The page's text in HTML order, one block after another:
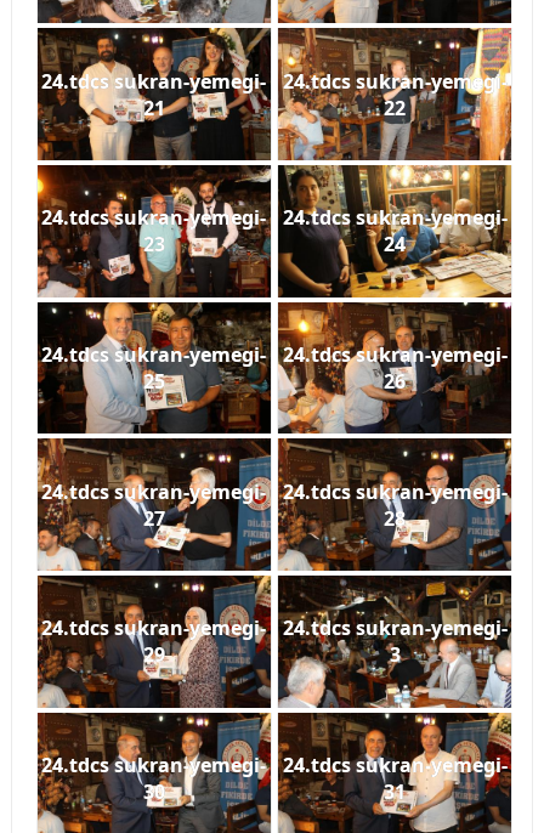
24.tdcs sukran-yemegi-
21
24.tdcs sukran-yemegi-
22
24.tdcs sukran-yemegi-
23
24.tdcs sukran-yemegi-
24
24.tdcs sukran-yemegi-
25
24.tdcs sukran-yemegi-
26
24.tdcs sukran-yemegi-
27
24.tdcs sukran-yemegi-
28
24.tdcs sukran-yemegi-
29
24.tdcs sukran-yemegi-
3
24.tdcs sukran-yemegi-
30
24.tdcs sukran-yemegi-
31